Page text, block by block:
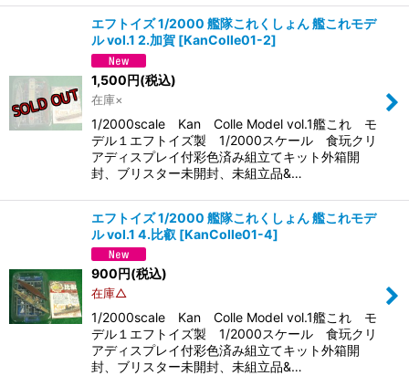
エフトイズ 1/2000 艦隊これくしょん 艦これモデ
ル vol.1 2.加賀 [KanColle01-2]
1,500円(税込)
在庫×
1/2000scale Kan Colle Model vol.1艦これ モ
デル１エフトイズ製 1/2000スケール 食玩クリ
アディスプレイ付彩色済み組立てキット外箱開
封、ブリスター未開封、未組立品&…
エフトイズ 1/2000 艦隊これくしょん 艦これモデ
ル vol.1 4.比叡 [KanColle01-4]
900円(税込)
在庫△
1/2000scale Kan Colle Model vol.1艦これ モ
デル１エフトイズ製 1/2000スケール 食玩クリ
アディスプレイ付彩色済み組立てキット外箱開
封、ブリスター未開封、未組立品&…